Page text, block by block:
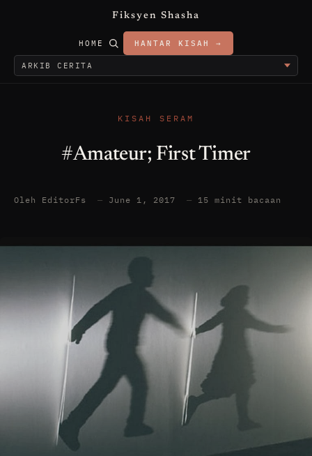
Fiksyen Shasha
HOME HANTAR KISAH →
KISAH SERAM
#Amateur; First Timer
Oleh EditorFs — June 1, 2017 — 15 minit bacaan